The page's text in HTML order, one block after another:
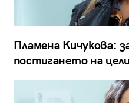
Пламена Кичукова:
постигането на